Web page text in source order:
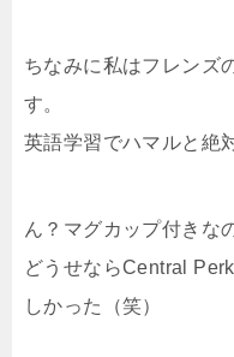
ちなみに私はフレンズ
す。
英語学習でハマルと絶
ん？マグカップ付きな
どうせならCentral
しかった（笑）